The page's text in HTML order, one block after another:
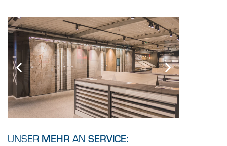
UNSER MEHR AN SERVICE: